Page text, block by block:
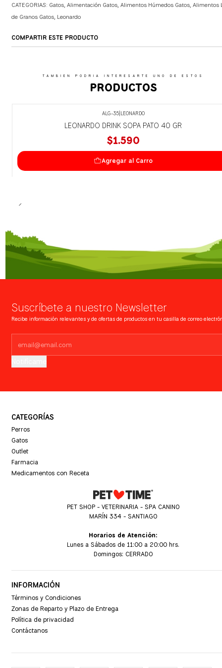
CATEGORIAS: Gatos,Alimentación Gatos,Alimentos Húmedos Gatos,Alimentos
de Granos Gatos, Leonardo
COMPARTIR ESTE PRODUCTO
TAMBIEN PODRIA INTERESARTE UNO DE ESTOS
PRODUCTOS
ALG-35| LEONARDO
LEONARDO DRINK SOPA PATO 40 GR
$1.590
Agregar al Carro
Suscríbete a nuestro Newsletter
Recibe información relevantes y de ofertas de productos en tu casilla de correo
CATEGORÍAS
Perros
Gatos
Outlet
Farmacia
Medicamentos con Receta
PET SHOP - VETERINARIA - SPA CANINO
MARÍN 334 - SANTIAGO
Horarios de Atención:
Lunes a Sábados de 11:00 a 20:00 hrs.
Domingos: CERRADO
INFORMACIÓN
Términos y Condiciones
Zonas de Reparto y Plazo de Entrega
Política de privacidad
Contáctanos